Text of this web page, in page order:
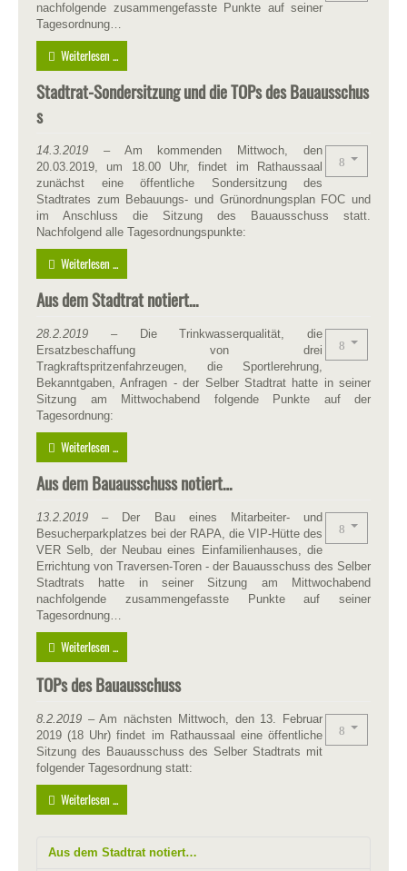
nachfolgende zusammengefasste Punkte auf seiner
Tagesordnung…
Weiterlesen ...
Stadtrat-Sondersitzung und die TOPs des Bauausschus
s
14.3.2019 – Am kommenden Mittwoch, den
20.03.2019, um 18.00 Uhr, findet im Rathaussaal
zunächst eine öffentliche Sondersitzung des
Stadtrates zum Bebauungs- und Grünordnungsplan FOC und
im Anschluss die Sitzung des Bauausschuss statt.
Nachfolgend alle Tagesordnungspunkte:
Weiterlesen ...
Aus dem Stadtrat notiert…
28.2.2019 –
Die Trinkwasserqualität, die
Ersatzbeschaffung von drei
Tragkraftspritzenfahrzeugen, die Sportlerehrung,
Bekanntgaben, Anfragen - der Selber Stadtrat hatte in seiner
Sitzung am Mittwochabend folgende Punkte auf der
Tagesordnung:
Weiterlesen ...
Aus dem Bauausschuss notiert…
13.2.2019 – Der Bau eines Mitarbeiter- und
Besucherparkplatzes bei der RAPA, die VIP-Hütte des
VER Selb, der Neubau eines Einfamilienhauses, die
Errichtung von Traversen-Toren - der Bauausschuss des Selber
Stadtrats hatte in seiner Sitzung am Mittwochabend
nachfolgende zusammengefasste Punkte auf seiner
Tagesordnung…
Weiterlesen ...
TOPs des Bauausschuss
8.2.2019 – Am nächsten Mittwoch, den 13. Februar
2019 (18 Uhr) findet im Rathaussaal eine öffentliche
Sitzung des Bauausschuss des Selber Stadtrats mit
folgender Tagesordnung statt:
Weiterlesen ...
Aus dem Stadtrat notiert…